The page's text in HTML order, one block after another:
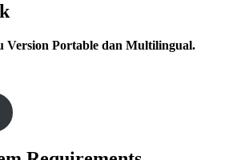
Version Portable dan Multilingual.